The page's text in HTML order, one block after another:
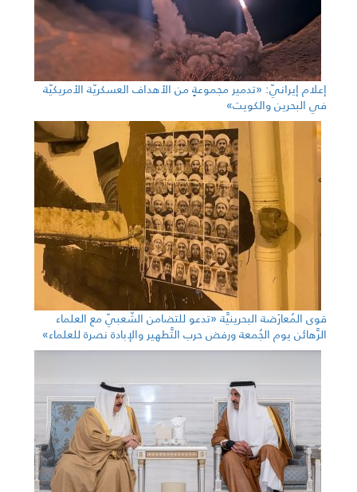
إعلام إيرانيّ: «تدمير مجموعةٍ من الأهداف العسكريّة الأمريكيّة
في البحرين والكويت»
قوى المُعارَضة البحرينيَّة «تدعو للتضامن الشّعبيّ مع العلماء
الرَّهائن يوم الجُمعة ورفض حرب التَّطهير والإبادة نصرة للعلماء»